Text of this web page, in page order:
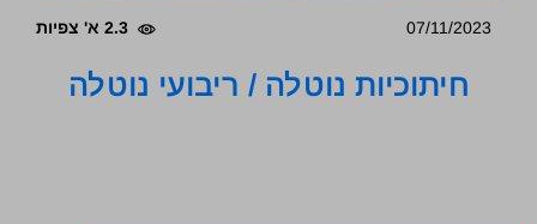
07/11/2023 2.3 א' צפיות
חיתוכיות נוטלה / ריבועי נוטלה